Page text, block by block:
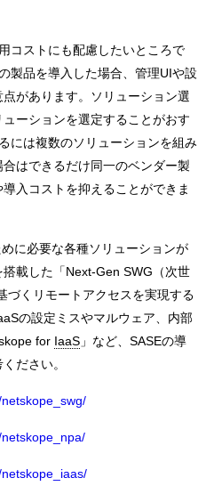
コストにも配慮したいところで
製品を導入した場合、管理UIや設
があります。ソリューション選
ーションを選定することがおす
には複数のソリューションを組み
はできるだけ同一のベンダー製
入コストを抑えることができま
に必要な各種ソリューションが
載した「Next-Gen SWG（次世
づくリモートアクセスを実現する
の設定ミスやマルウェア、内部
for IaaS 」など、SASEの導
ださい。